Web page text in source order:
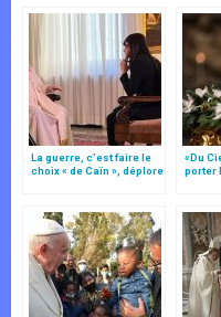
La guerre, c’est faire le
choix « de Caïn », déplore
«Du
porter